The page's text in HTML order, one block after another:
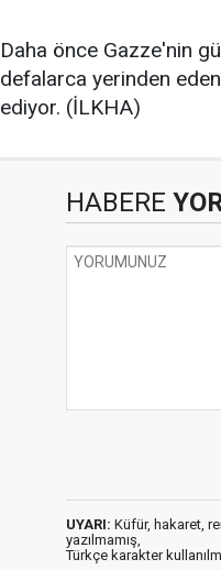
Daha önce Gazze'nin
defalarca yerinden
ediyor. (İLKHA)
HABERE
UYARI: Küfür, hakaret,
yazılmamış,
Türkçe karakter